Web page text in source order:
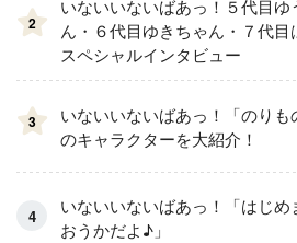
2
いないいないばあっ！５代目ゆ
ん・６代目ゆきちゃん・７代目
スペシャルインタビュー
3
いないいないばあっ！「のりも
のキャラクターを大紹介！
いないいないばあっ！「はじ
おうかだよ♪」